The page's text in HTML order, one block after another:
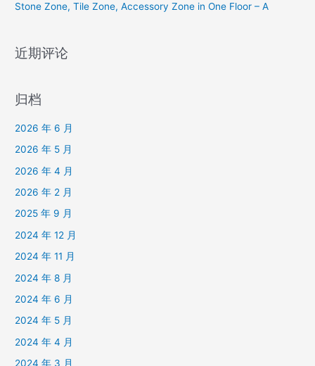
Stone Zone, Tile Zone, Accessory Zone in One Floor – A
近期评论
归档
2026 年 6 月
2026 年 5 月
2026 年 4 月
2026 年 2 月
2025 年 9 月
2024 年 12 月
2024 年 11 月
2024 年 8 月
2024 年 6 月
2024 年 5 月
2024 年 4 月
2024 年 3 月